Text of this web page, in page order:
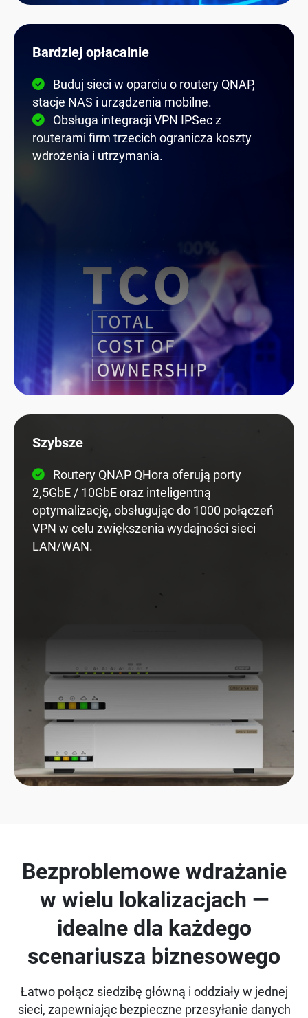
Bardziej opłacalnie
Buduj sieci w oparciu o routery QNAP,
stacje NAS i urządzenia mobilne.
Obsługa integracji VPN IPSec z
routerami firm trzecich ogranicza koszty
wdrożenia i utrzymania.
Szybsze
Routery QNAP QHora oferują porty
2,5GbE / 10GbE oraz inteligentną
optymalizację, obsługując do 1000 połączeń
VPN w celu zwiększenia wydajności sieci
LAN/WAN.
Bezproblemowe wdrażanie
w wielu lokalizacjach —
idealne dla każdego
scenariusza biznesowego
Łatwo połącz siedzibę główną i oddziały w jednej
sieci, zapewniając bezpieczne przesyłanie danych